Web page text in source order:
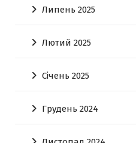
Липень 2025
Лютий 2025
Січень 2025
Грудень 2024